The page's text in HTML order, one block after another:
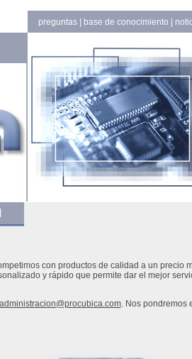
preguntas base de conocimiento
con productos de calidad a un precio
y rápido que permite dar el mejor
administracion@procubica.com. Nos pondremos